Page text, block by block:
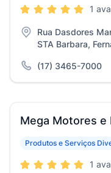
1
Rua Dasdores
STA Barbara,
(17) 3465-7000
Mega Motores e
Produtos e Serviços
1